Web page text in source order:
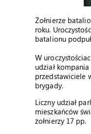
Żołnierze
roku.
batalionu
W
udział
przedstawiciele
brygady.
Liczny udział
mieszkańców
żołnierzy 17 pp.